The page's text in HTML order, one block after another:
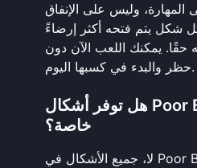
المهارة، وليس على الإنفاق
شكل يتم فتحه أكثر إرضاءً
حقًا. يمكنك اللعب الآن دون
حظروالبدء في كسبها اليوم.
هل توفر أشكال Poor Bunny أي قدرات
خاصة؟
لا، جميع الأشكال في Poor Bunny هي تجميلية